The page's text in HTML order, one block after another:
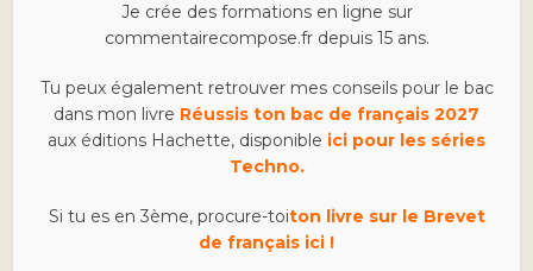
Je crée des formations en ligne sur
commentairecompose.fr depuis 15 ans.
Tu peux également retrouver mes conseils pour le bac
dans mon livre Réussis ton bac de français 2027
aux éditions Hachette, disponible ici pour les séries
Techno.
Si tu es en 3ème, procure-toiton livre sur le Brevet
de français ici !